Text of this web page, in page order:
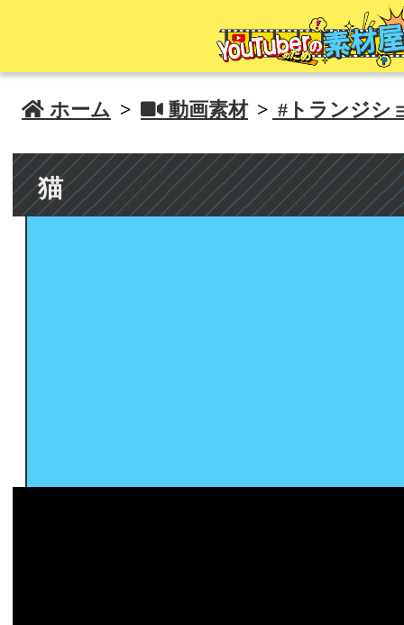
 ホーム >  動画素材 > #トランジシ
猫